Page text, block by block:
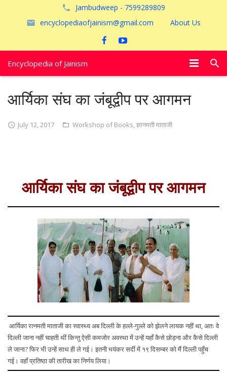
Jambudweep - 7599289809
encyclopediaofjainism@gmail.com
About Us
Encyclopedia of Jainism
आर्यिका संघ का जंबूद्वीप पर आगमन
July 12, 2017 Workshop of Books,ज्ञानमती माताजी
आर्यिका संघ का जंबूद्वीप पर आगमन
आर्यिका रत्नमती माताजी का स्वास्थ्य अब दिल्ली के हल्ले-गुल्ले को झेलने लायक नहीं था, अतः वे
दिल्ली जाना नहीं चाहती थीं किन्तु ऐसी कमजोर अवस्था में उन्हें यहाँ कैसे छोड़ना और कैसे दिल्ली
ले जाना? फिर भी उन्हें साथ ही ले गई। इतनी भयंकर सर्दी में १९ दिसम्बर को मैं दिल्ली पहुँच
गई। वहाँ प्रतिष्ठा की तारीख का निर्णय लिया।